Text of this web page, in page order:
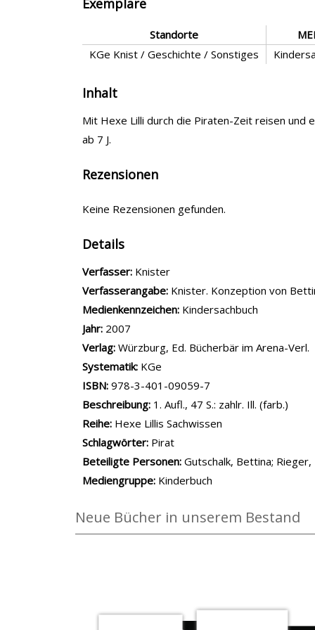
Exemplare
Standorte
KGe Knist / Geschichte / Sonstiges
Inhalt
Mit Hexe Lilli durch die Piraten-Zeit reisen und
ab 7 J.
Rezensionen
Keine Rezensionen gefunden.
Details
Verfasser: Suche nach diesem Verfasser
Knister
Verfasserangabe: Knister. Konzeption von
Medienkennzeichen: Kindersachbuch
Jahr: 2007
Verlag: Würzburg, Ed. Bücherbär im Arena-Verl.
opens in new tab
Diesen Link in neuem Tab öffnen
Systematik: Suche nach dieser Systematik
KGe
Suche nach diesem Interessenskreis
ISBN: 978-3-401-09059-7
Beschreibung: 1. Aufl., 47 S.: zahlr. Ill. (farb.)
Reihe: Hexe Lillis Sachwissen
Schlagwörter: Pirat
Beteiligte Personen: Suche nach dieser
Gutschalk, Bettina;
Mediengruppe: Kinderbuch
Neue Bücher in unserem Bestand